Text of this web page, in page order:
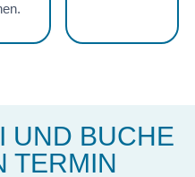
UND BUCHE
TERMIN